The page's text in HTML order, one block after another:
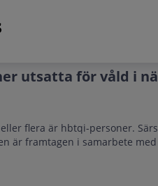
utsatta för våld i
flera är hbtqi-personer.
är framtagen i samarbete med